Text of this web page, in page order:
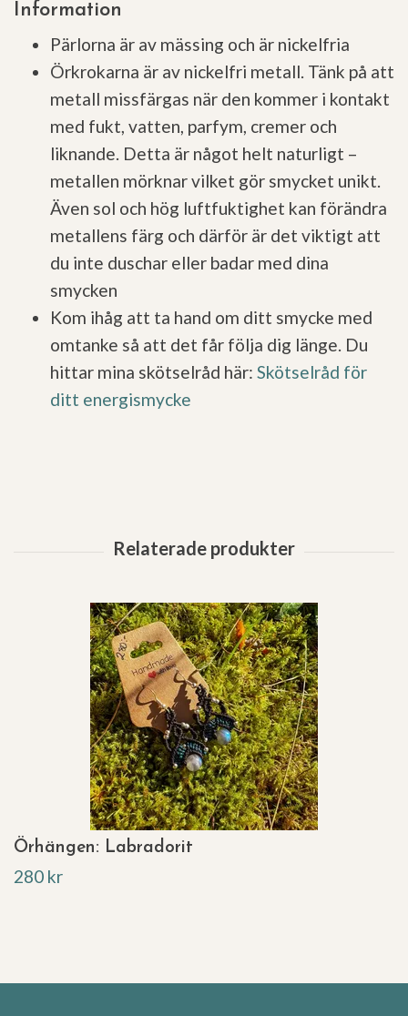
Information
Pärlorna är av mässing och är nickelfria
Örkrokarna är av nickelfri metall. Tänk på att
metall missfärgas när den kommer i kontakt
med fukt, vatten, parfym, cremer och
liknande. Detta är något helt naturligt –
metallen mörknar vilket gör smycket unikt.
Även sol och hög luftfuktighet kan förändra
metallens färg och därför är det viktigt att
du inte duschar eller badar med dina
smycken
Kom ihåg att ta hand om ditt smycke med
omtanke så att det får följa dig länge. Du
hittar mina skötselråd här: Skötselråd för
ditt energismycke
Örhängen: Labradorit
280 kr